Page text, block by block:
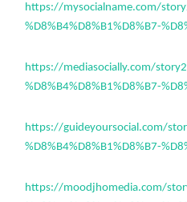
https://mysocialname.com/
%D8%B4%D8%B1%D8%B7-
https://mediasocially.com/
%D8%B4%D8%B1%D8%B7-
https://guideyoursocial.com/
%D8%B4%D8%B1%D8%B7-
https://moodjhomedia.com/